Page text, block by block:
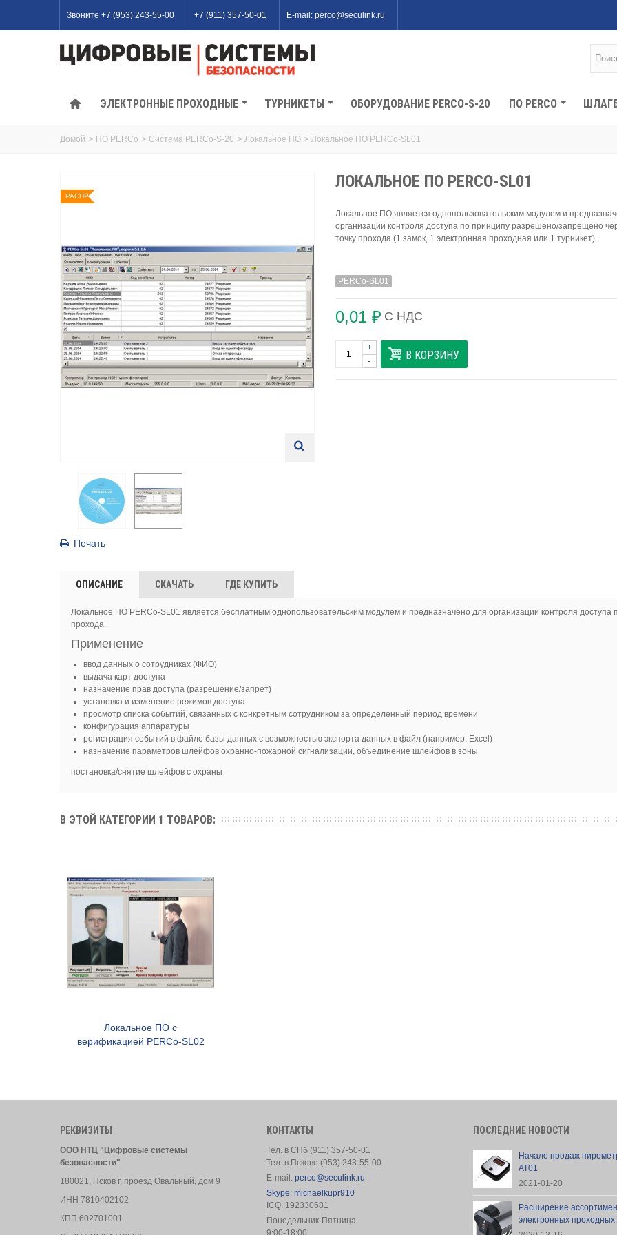
Звоните +7 (953) 243-55-00 +7 (911) 357-50-01 E-mail: perco@seculink.ru
ЭЛЕКТРОННЫЕ ПРОХОДНЫЕ ТУРНИКЕТЫ ОБОРУДОВАНИЕ PERCO-S-20 ПО PERCO
Домой > ПО PERCo > Система PERCo-S-20 > Локальное ПО > Локальное ПО PERCo-SL01
РАСПРОДАЖА
Печать
ЛОКАЛЬНОЕ ПО PERCO-SL01
Локальное ПО является однопользовательским модулем и
организации контроля доступа по принципу разрешено/запрещено
точку прохода (1 замок, 1 электронная проходная или 1 турникет).
PERCo-SL01
0,01 ₽ С НДС
-
+
В КОРЗИНУ
ОПИСАНИЕ СКАЧАТЬ ГДЕ КУПИТЬ
Локальное ПО PERCo-SL01 является бесплатным однопользовательским модулем и предназначено для организации контроля
прохода.
Применение
ввод данных о сотрудниках (ФИО)
выдача карт доступа
назначение прав доступа (разрешение/запрет)
установка и изменение режимов доступа
просмотр списка событий, связанных с конкретным сотрудником за определенный период времени
конфигурация аппаратуры
регистрация событий в файле базы данных с возможностью экспорта данных в файл (например, Excel)
назначение параметров шлейфов охранно-пожарной сигнализации, объединение шлейфов в зоны
постановка/снятие шлейфов с охраны
В ЭТОЙ КАТЕГОРИИ 1 ТОВАРОВ:
В корзину
Локальное ПО с
верификацией PERCo-SL02
РЕКВИЗИТЫ
ООО НТЦ "Цифровые системы
безопасности"
180021, Псков г, проезд Овальный, дом 9
ИНН 7810402102
КПП 602701001
КОНТАКТЫ
Тел. в СПб (911) 357-50-01
Тел. в Пскове (953) 243-55-00
E-mail: perco@seculink.ru
Skype: michaelkupr910
ICQ: 192330681
Понедельник-Пятница
ПОСЛЕДНИЕ НОВОСТИ
Начало продаж
AT01
2021-01-20
Расширение
электронных